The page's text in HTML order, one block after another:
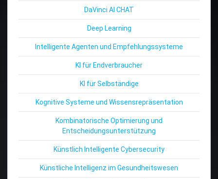
DaVinci AI CHAT
Deep Learning
Intelligente Agenten und Empfehlungssysteme
KI für Endverbraucher
KI für Selbständige
Kognitive Systeme und Wissensrepräsentation
Kombinatorische Optimierung und
Entscheidungsunterstützung
Künstlich Intelligente Cybersecurity
Künstliche Intelligenz im Gesundheitswesen